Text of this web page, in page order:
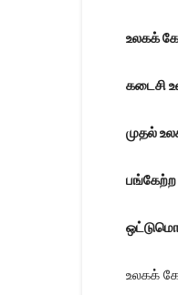
உலகக்
கடைசி
முதல்
உலகக்